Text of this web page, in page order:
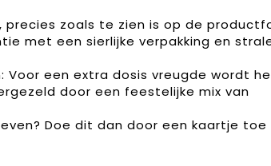
precies zoals te zien is op de
met een sierlijke verpakking en
Voor een extra dosis vreugde wordt
door een feestelijke mix van
Doe dit dan door een kaartje toe